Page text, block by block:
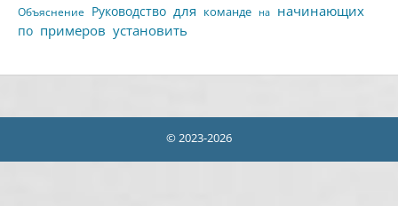
Объяснение Руководство для команде на начинающих
по примеров установить
© 2023-2026